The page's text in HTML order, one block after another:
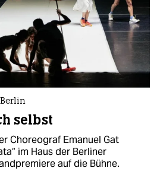
selbst
Choreograf Emanuel Gat
im Haus der Berliner
auf die Bühne.